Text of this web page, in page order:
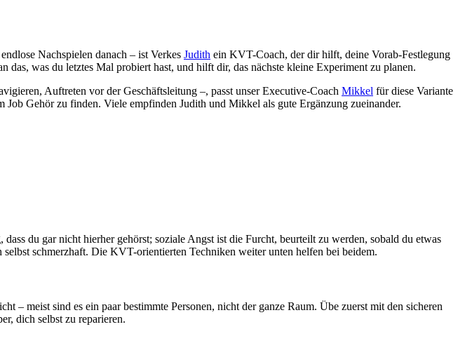
Nachspielen danach – ist Verkes Judith ein KVT-Coach, der dir hilft, deine Vorab-Festlegung
was du letztes Mal probiert hast, und hilft dir, das nächste kleine Experiment zu planen.
Auftreten vor der Geschäftsleitung –, passt unser Executive-Coach Mikkel für diese Variante
Gehör zu finden. Viele empfinden Judith und Mikkel als gute Ergänzung zueinander.
du gar nicht hierher gehörst; soziale Angst ist die Furcht, beurteilt zu werden, sobald du etwas
schmerzhaft. Die KVT-orientierten Techniken weiter unten helfen bei beidem.
meist sind es ein paar bestimmte Personen, nicht der ganze Raum. Übe zuerst mit den sicheren
dich selbst zu reparieren.